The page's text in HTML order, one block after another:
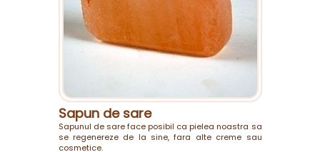
Sapun de sare
Sapunul de sare face posibil ca pielea noastra sa
se regenereze de la sine, fara alte creme sau
cosmetice.